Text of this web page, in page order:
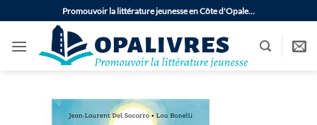
au
contenu
Promouvoir la littérature jeunesse en Côte d'Opale…